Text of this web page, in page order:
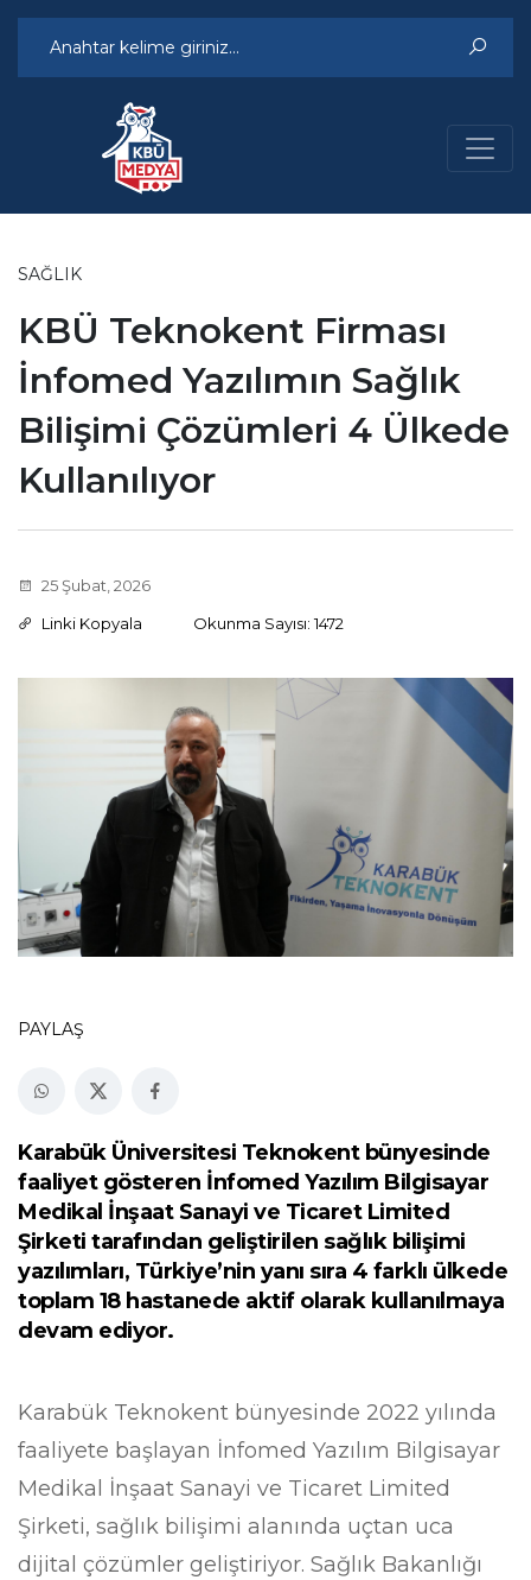
SAĞLIK
KBÜ Teknokent Firması
İnfomed Yazılımın Sağlık
Bilişimi Çözümleri 4 Ülkede
Kullanılıyor
25 Şubat, 2026
Linki Kopyala
Okunma Sayısı: 1472
PAYLAŞ
Karabük Üniversitesi Teknokent bünyesinde
faaliyet gösteren İnfomed Yazılım Bilgisayar
Medikal İnşaat Sanayi ve Ticaret Limited
Şirketi tarafından geliştirilen sağlık bilişimi
yazılımları, Türkiye’nin yanı sıra 4 farklı ülkede
toplam 18 hastanede aktif olarak kullanılmaya
devam ediyor.
Karabük Teknokent bünyesinde 2022 yılında
faaliyete başlayan İnfomed Yazılım Bilgisayar
Medikal İnşaat Sanayi ve Ticaret Limited
Şirketi, sağlık bilişimi alanında uçtan uca
dijital çözümler geliştiriyor. Sağlık Bakanlığı